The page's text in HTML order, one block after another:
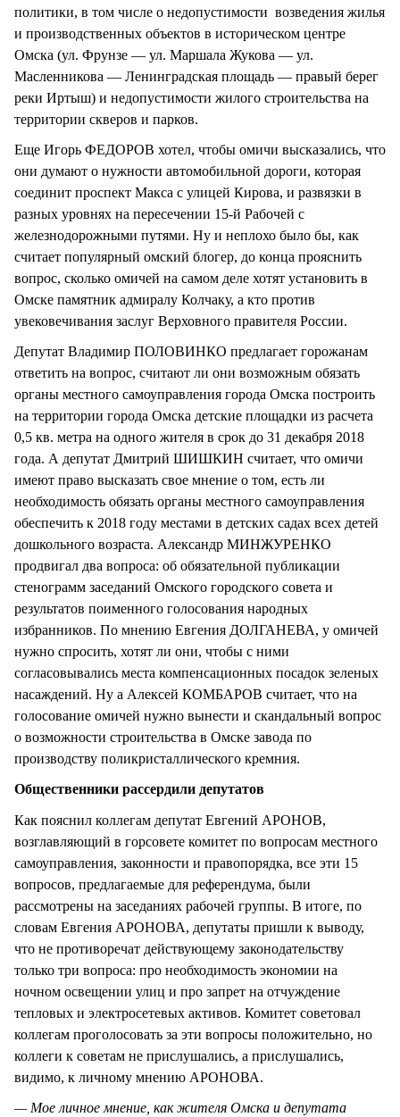
политики, в том числе о недопустимости возведения жилья
и производственных объектов в историческом центре
Омска (ул. Фрунзе — ул. Маршала Жукова — ул.
Масленникова — Ленинградская площадь — правый берег
реки Иртыш) и недопустимости жилого строительства на
территории скверов и парков.
Еще Игорь ФЕДОРОВ хотел, чтобы омичи высказались, что
они думают о нужности автомобильной дороги, которая
соединит проспект Макса с улицей Кирова, и развязки в
разных уровнях на пересечении 15-й Рабочей с
железнодорожными путями. Ну и неплохо было бы, как
считает популярный омский блогер, до конца прояснить
вопрос, сколько омичей на самом деле хотят установить в
Омске памятник адмиралу Колчаку, а кто против
увековечивания заслуг Верховного правителя России.
Депутат Владимир ПОЛОВИНКО предлагает горожанам
ответить на вопрос, считают ли они возможным обязать
органы местного самоуправления города Омска построить
на территории города Омска детские площадки из расчета
0,5 кв. метра на одного жителя в срок до 31 декабря 2018
года. А депутат Дмитрий ШИШКИН считает, что омичи
имеют право высказать свое мнение о том, есть ли
необходимость обязать органы местного самоуправления
обеспечить к 2018 году местами в детских садах всех детей
дошкольного возраста. Александр МИНЖУРЕНКО
продвигал два вопроса: об обязательной публикации
стенограмм заседаний Омского городского совета и
результатов поименного голосования народных
избранников. По мнению Евгения ДОЛГАНЕВА, у омичей
нужно спросить, хотят ли они, чтобы с ними
согласовывались места компенсационных посадок зеленых
насаждений. Ну а Алексей КОМБАРОВ считает, что на
голосование омичей нужно вынести и скандальный вопрос
о возможности строительства в Омске завода по
производству поликристаллического кремния.
Общественники рассердили депутатов
Как пояснил коллегам депутат Евгений АРОНОВ,
возглавляющий в горсовете комитет по вопросам местного
самоуправления, законности и правопорядка, все эти 15
вопросов, предлагаемые для референдума, были
рассмотрены на заседаниях рабочей группы. В итоге, по
словам Евгения АРОНОВА, депутаты пришли к выводу,
что не противоречат действующему законодательству
только три вопроса: про необходимость экономии на
ночном освещении улиц и про запрет на отчуждение
тепловых и электросетевых активов. Комитет советовал
коллегам проголосовать за эти вопросы положительно, но
коллеги к советам не прислушались, а прислушались,
видимо, к личному мнению АРОНОВА.
— Мое личное мнение, как жителя Омска и депутата